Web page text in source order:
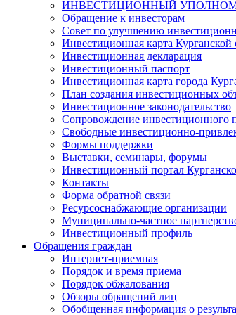
ИНВЕСТИЦИОННЫЙ
Обращение к инвесторам
Совет по улучшению
Инвестиционная карта Курганской
Инвестиционная декларация
Инвестиционный паспорт
Инвестиционная карта города
План создания инвестиционных
Инвестиционное законодательство
Сопровождение инвестиционного
Свободные инвестиционно-
Формы поддержки
Выставки, семинары, форумы
Инвестиционный портал
Контакты
Форма обратной связи
Ресурсоснабжающие организации
Муниципально-частное
Инвестиционный профиль
Обращения граждан
Интернет-приемная
Порядок и время приема
Порядок обжалования
Обзоры обращений лиц
Обобщенная информация о